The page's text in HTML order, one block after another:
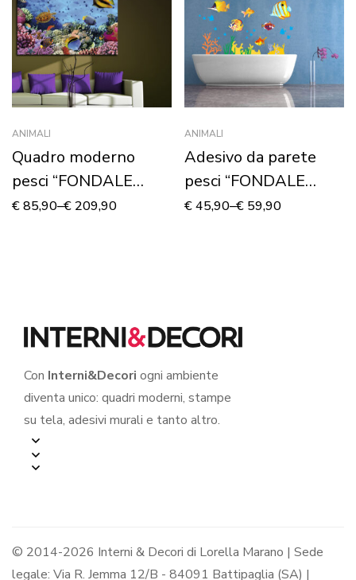
ANIMALI
Quadro moderno
pesci “FONDALE
MARINO”
€85,90–€ 209,90
ANIMALI
Adesivo da parete
pesci “FONDALE
MARINO”
€45,90–€ 59,90
Con Interni&Decori ogni ambiente
diventa unico: quadri moderni, stampe
su tela, adesivi murali e tanto altro.
© 2014-2026 Interni & Decori di Lorella Marano | Sede
legale: Via R. Jemma 12/B - 84091 Battipaglia (SA) |